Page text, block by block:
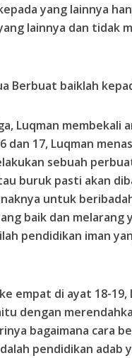
yang lainnya
lainnya dan tidak
baiklah
membekali
dan 17, Luqman
sebuah
buruk pasti akan
untuk
baik dan melarang
pendidikan iman
di ayat 18-19,
dengan
bagaimana cara
pendidikan adab